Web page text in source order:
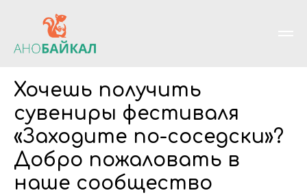
Хочешь получить
сувениры фестиваля
«Заходите по-соседски»?
Добро пожаловать в
наше сообщество